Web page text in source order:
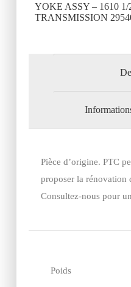
YOKE ASSY – 1610
TRANSMISSION
Pièce d’origine. PTC
proposer la rénovation
Consultez-nous pour
Poids